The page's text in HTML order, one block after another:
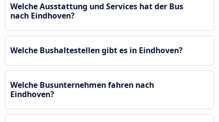
Welche Ausstattung und Services hat der Bus
nach Eindhoven?
Welche Bushaltestellen gibt es in Eindhoven?
Welche Busunternehmen fahren nach
Eindhoven?